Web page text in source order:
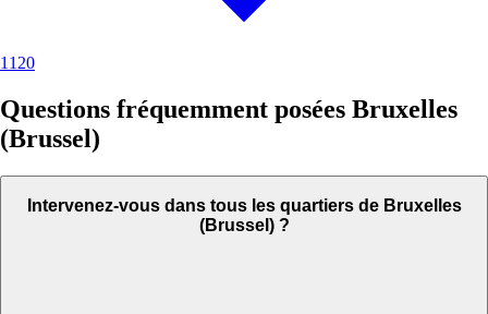
1120
Questions fréquemment posées Bruxelles
(Brussel)
Intervenez-vous dans tous les quartiers de Bruxelles
(Brussel) ?